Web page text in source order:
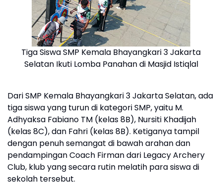
Tiga Siswa SMP Kemala Bhayangkari 3 Jakarta
Selatan Ikuti Lomba Panahan di Masjid Istiqlal
Dari SMP Kemala Bhayangkari 3 Jakarta Selatan, ada
tiga siswa yang turun di kategori SMP, yaitu M.
Adhyaksa Fabiano TM (kelas 8B), Nursiti Khadijah
(kelas 8C), dan Fahri (kelas 8B). Ketiganya tampil
dengan penuh semangat di bawah arahan dan
pendampingan Coach Firman dari Legacy Archery
Club, klub yang secara rutin melatih para siswa di
sekolah tersebut.